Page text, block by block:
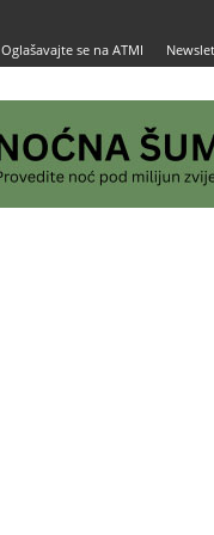
Oglašavajte se na ATMI